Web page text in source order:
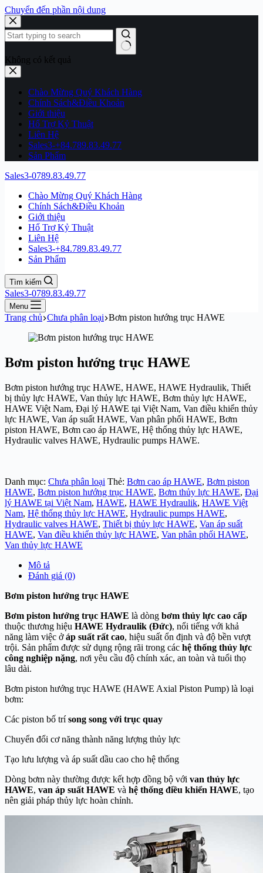
Chuyển đến phần nội dung
Không có kết quả
Chào Mừng Quý Khách Hàng
Chính Sách&Điều Khoản
Giới thiệu
Hổ Trợ Kỷ Thuật
Liên Hệ
Sales3-+84.789.83.49.77
Sản Phẩm
Sales3-0789.83.49.77
Chào Mừng Quý Khách Hàng
Chính Sách&Điều Khoản
Giới thiệu
Hổ Trợ Kỷ Thuật
Liên Hệ
Sales3-+84.789.83.49.77
Sản Phẩm
Tìm kiếm
Sales3-0789.83.49.77
Menu
Trang chủ Chưa phân loại Bơm piston hướng trục HAWE
Bơm piston hướng trục HAWE
Bơm piston hướng trục HAWE, HAWE, HAWE Hydraulik, Thiết
bị thủy lực HAWE, Van thủy lực HAWE, Bơm thủy lực HAWE,
HAWE Việt Nam, Đại lý HAWE tại Việt Nam, Van điều khiển thủy
lực HAWE, Van áp suất HAWE, Van phân phối HAWE, Bơm
piston HAWE, Bơm cao áp HAWE, Hệ thống thủy lực HAWE,
Hydraulic valves HAWE, Hydraulic pumps HAWE.
Danh mục: Chưa phân loại Thẻ: Bơm cao áp HAWE, Bơm piston
HAWE, Bơm piston hướng trục HAWE, Bơm thủy lực HAWE, Đại
lý HAWE tại Việt Nam, HAWE, HAWE Hydraulik, HAWE Việt
Nam, Hệ thống thủy lực HAWE, Hydraulic pumps HAWE,
Hydraulic valves HAWE, Thiết bị thủy lực HAWE, Van áp suất
HAWE, Van điều khiển thủy lực HAWE, Van phân phối HAWE,
Van thủy lực HAWE
Mô tả
Đánh giá (0)
Bơm piston hướng trục HAWE
Bơm piston hướng trục HAWE là dòng bơm thủy lực cao cấp
thuộc thương hiệu HAWE Hydraulik (Đức), nổi tiếng với khả
năng làm việc ởáp suất rất cao, hiệu suất ổn định và độ bền vượt
trội. Sản phẩm được sử dụng rộng rãi trong các hệ thống thủy lực
công nghiệp nặng, nơi yêu cầu độ chính xác, an toàn và tuổi thọ
lâu dài.
Bơm piston hướng trục HAWE (HAWE Axial Piston Pump) là loại
bơm:
Các piston bố trísong song với trục quay
Chuyển đổi cơ năng thành năng lượng thủy lực
Tạo lưu lượng và áp suất dầu cao cho hệ thống
Dòng bơm này thường được kết hợp đồng bộ với van thủy lực
HAWE, van áp suất HAWE và hệ thống điều khiển HAWE, tạo
nên giải pháp thủy lực hoàn chỉnh.